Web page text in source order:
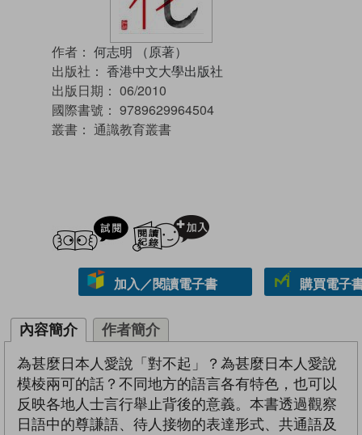
作者： 何志明 （原著）
出版社： 香港中文大學出版社
出版日期： 06/2010
國際書號： 9789629964504
叢書： 通識教育叢書
試閲
加入／閱讀電子書 購買電子
內容簡介 作者簡介
為甚麼日本人愛說「對不起」？為甚麼日本人愛說
模棱兩可的話？不同地方的語言各有特色，也可以
反映各地人士言行舉止背後的意義。本書透過觀察
日語中的尊謙語、待人接物的表達形式、共通語及